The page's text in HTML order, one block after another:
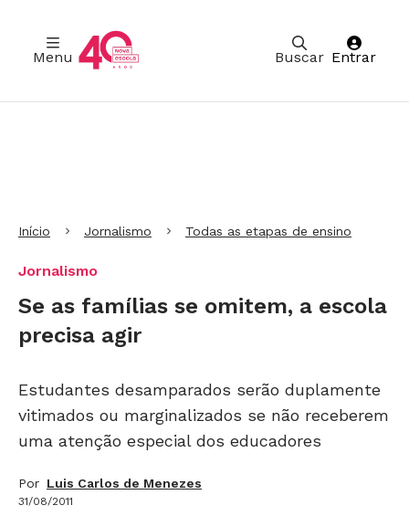
Buscar
Menu Entrar
Início Jornalismo Todas as etapas de ensino
Jornalismo
Se as famílias se omitem, a escola
precisa agir
Estudantes desamparados serão duplamente
vitimados ou marginalizados se não receberem
uma atenção especial dos educadores
Por Luis Carlos de Menezes
31/08/2011